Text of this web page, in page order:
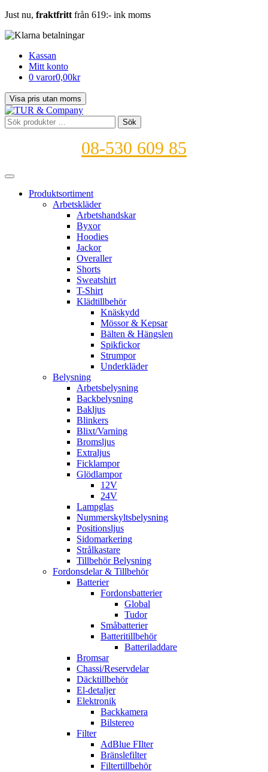
Just nu, fraktfritt från 619:- ink moms
Kassan
Mitt konto
0 varor0,00kr
Sök
efter:
Sök
08-530 609 85
Produktsortiment
Arbetskläder
Arbetshandskar
Byxor
Hoodies
Jackor
Overaller
Shorts
Sweatshirt
T-Shirt
Klädtillbehör
Knäskydd
Mössor & Kepsar
Bälten & Hängslen
Spikfickor
Strumpor
Underkläder
Belysning
Arbetsbelysning
Backbelysning
Bakljus
Blinkers
Blixt/Varning
Bromsljus
Extraljus
Ficklampor
Glödlampor
12V
24V
Lampglas
Nummerskyltsbelysning
Positionsljus
Sidomarkering
Strålkastare
Tillbehör Belysning
Fordonsdelar & Tillbehör
Batterier
Fordonsbatterier
Global
Tudor
Småbatterier
Batteritillbehör
Batteriladdare
Bromsar
Chassi/Reservdelar
Däcktillbehör
El-detaljer
Elektronik
Backkamera
Bilstereo
Filter
AdBlue FIlter
Bränslefilter
Filtertillbehör